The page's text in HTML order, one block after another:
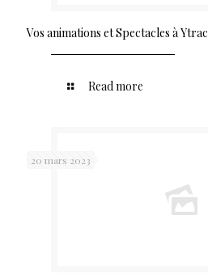
Vos animations et Spectacles à Ytrac
Read more
20 mars 2023